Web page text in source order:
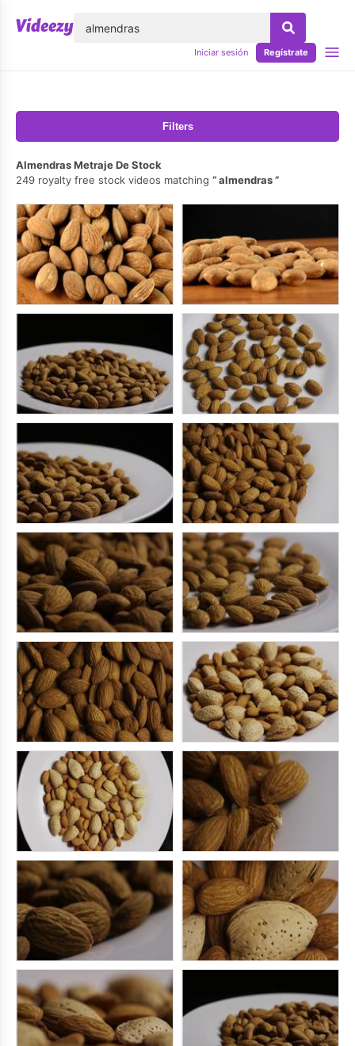
Iniciar sesión Regístrate
Filters
Almendras Metraje De Stock
249 royalty free stock videos matching
almendras